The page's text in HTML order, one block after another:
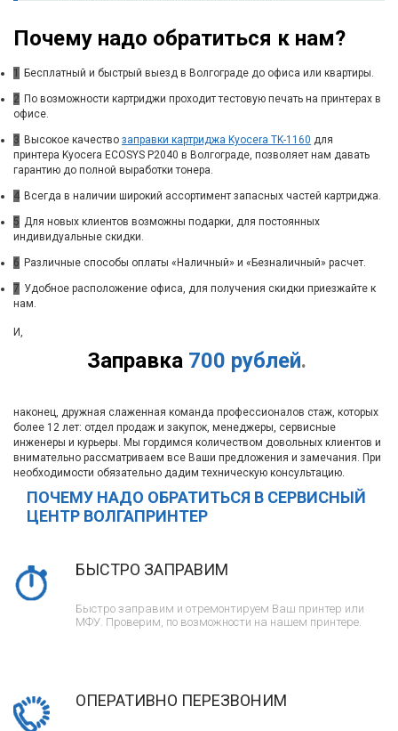
Почему надо обратиться к нам?
1 Бесплатный и быстрый выезд в Волгограде до офиса или квартиры.
2 По возможности картриджи проходит тестовую печать на принтерах в
офисе.
3 Высокое качество заправки картриджа Kyocera TK-1160 для
принтера Kyocera ECOSYS P2040 в Волгограде, позволяет нам давать
гарантию до полной выработки тонера.
4 Всегда в наличии широкий ассортимент запасных частей картриджа.
5 Для новых клиентов возможны подарки, для постоянных
индивидуальные скидки.
6 Различные способы оплаты «Наличный» и «Безналичный» расчет.
7 Удобное расположение офиса, для получения скидки приезжайте к
нам.
Заправка 700 рублей.
И,
наконец, дружная слаженная команда профессионалов стаж, которых
более 12 лет: отдел продаж и закупок, менеджеры, сервисные
инженеры и курьеры. Мы гордимся количеством довольных клиентов и
внимательно рассматриваем все Ваши предложения и замечания. При
необходимости обязательно дадим техническую консультацию.
ПОЧЕМУ НАДО ОБРАТИТЬСЯ В СЕРВИСНЫЙ
ЦЕНТР ВОЛГАПРИНТЕР
БЫСТРО ЗАПРАВИМ
Быстро заправим и отремонтируем Ваш принтер или
МФУ. Проверим, по возможности на нашем принтере.
ОПЕРАТИВНО ПЕРЕЗВОНИМ